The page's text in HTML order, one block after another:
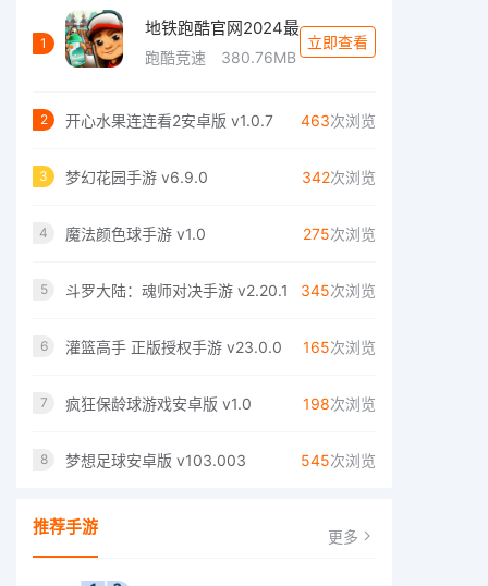
1
地铁跑酷官网2024最
跑酷竞速 380.76MB
立即查看
2 开心水果连连看2安卓版 v1.0.7 463次浏览
3 梦幻花园手游 v6.9.0 342次浏览
4 魔法颜色球手游 v1.0 275次浏览
5 斗罗大陆：魂师对决手游 v2.20.1 345次浏览
6 灌篮高手 正版授权手游 v23.0.0 165次浏览
7 疯狂保龄球游戏安卓版 v1.0 198次浏览
8 梦想足球安卓版 v103.003 545次浏览
推荐手游 更多